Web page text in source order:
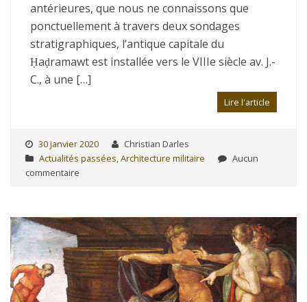
antérieures, que nous ne connaissons que
ponctuellement à travers deux sondages
stratigraphiques, l’antique capitale du
Ḥaḍramawt est installée vers le VIIIe siècle av. J.-
C., à une […]
Lire l'article
30 janvier 2020
Christian Darles
Actualités passées,Architecture militaire
Aucun
commentaire